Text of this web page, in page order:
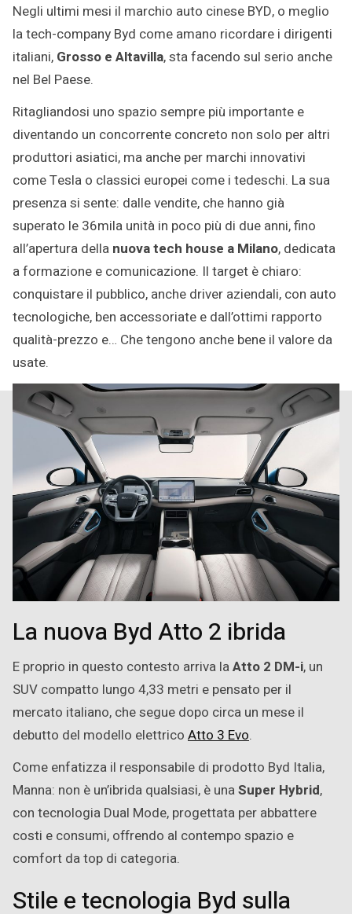
2026
Negli ultimi mesi il marchio auto cinese BYD, o meglio
la tech-company Byd come amano ricordare i dirigenti
italiani, Grosso e Altavilla, sta facendo sul serio anche
nel Bel Paese.
Ritagliandosi uno spazio sempre più importante e
diventando un concorrente concreto non solo per altri
produttori asiatici, ma anche per marchi innovativi
come Tesla o classici europei come i tedeschi. La sua
presenza si sente: dalle vendite, che hanno già
superato le 36mila unità in poco più di due anni, fino
all’apertura della nuova tech house a Milano, dedicata
a formazione e comunicazione. Il target è chiaro:
conquistare il pubblico, anche driver aziendali, con auto
tecnologiche, ben accessoriate e dall’ottimi rapporto
qualità-prezzo e… Che tengono anche bene il valore da
usate.
La nuova Byd Atto 2 ibrida
E proprio in questo contesto arriva laAtto 2 DM-i, un
SUV compatto lungo 4,33 metri e pensato per il
mercato italiano, che segue dopo circa un mese il
debutto del modello elettrico Atto 3 Evo.
Come enfatizza il responsabile di prodotto Byd Italia,
Manna: non è un’ibrida qualsiasi, è unaSuper Hybrid,
con tecnologia Dual Mode, progettata per abbattere
costi e consumi, offrendo al contempo spazio e
comfort da top di categoria.
Stile e tecnologia Byd sulla